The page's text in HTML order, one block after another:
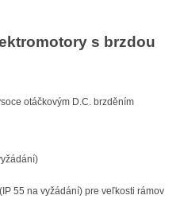
s brzdou
otáčkovým D.C. brzděním
(IP 55 na vyžádání) pre veľkosti rámov